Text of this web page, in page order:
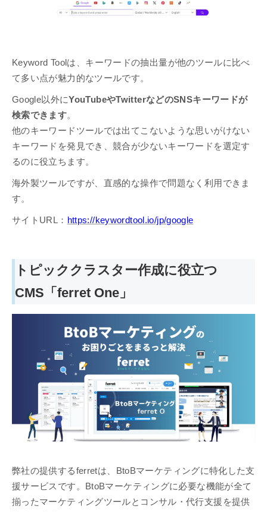
Keyword Toolは、キーワードの抽出量が他のツールに比べ
て多い点が魅力的なツールです。
Google以外にYouTubeやTwitterなどのSNSキーワードが
検索できます。
他のキーワードツールでは出てこないような思いがけない
キーワードを発見でき、競合が少ないキーワードを選定す
るのに役立ちます。
海外製ツールですが、直感的な操作で問題なく利用できま
す。
サイトURL： https://keywordtool.io/jp/google
トピッククラスター作成に役立つ
CMS「ferret One」
弊社の提供するferretは、BtoBマーケティングに特化した支
援サービスです。BtoBマーケティングに必要な機能が全て
揃ったマーケティングツールとコンサル・代行支援を提供